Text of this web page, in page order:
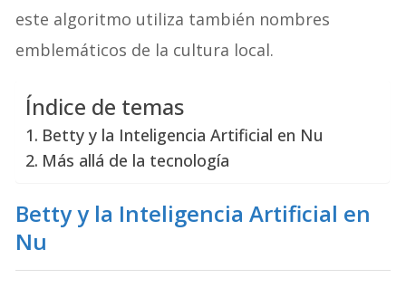
este algoritmo utiliza también nombres
emblemáticos de la cultura local.
Índice de temas
Betty y la Inteligencia Artificial en Nu
Más allá de la tecnología
Betty y la Inteligencia Artificial en
Nu